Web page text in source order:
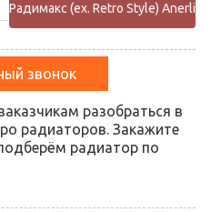
Радимакс (ex. Retro Style) Anerli
звонок
разобраться в
радиаторов. Закажите
радиатор по